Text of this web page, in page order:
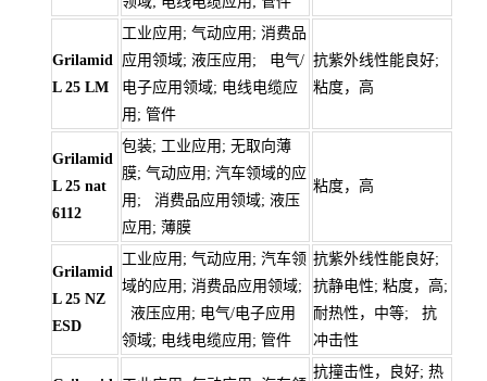
Grilamid
L 25 LM
工业应用; 气动应用; 消费品
应用领域; 液压应用; 电气/
电子应用领域; 电线电缆应
用; 管件
抗紫外线性能良好;
粘度，高
Grilamid
L 25 nat
6112
包装; 工业应用; 无取向薄
膜; 气动应用; 汽车领域的应
用; 消费品应用领域; 液压
应用; 薄膜
粘度，高
Grilamid
L 25 NZ
ESD
工业应用; 气动应用; 汽车领
域的应用; 消费品应用领域;
液压应用; 电气/电子应用
领域; 电线电缆应用; 管件
抗紫外线性能良好;
抗静电性; 粘度，高;
耐热性，中等; 抗
冲击性
抗撞击性，良好; 热